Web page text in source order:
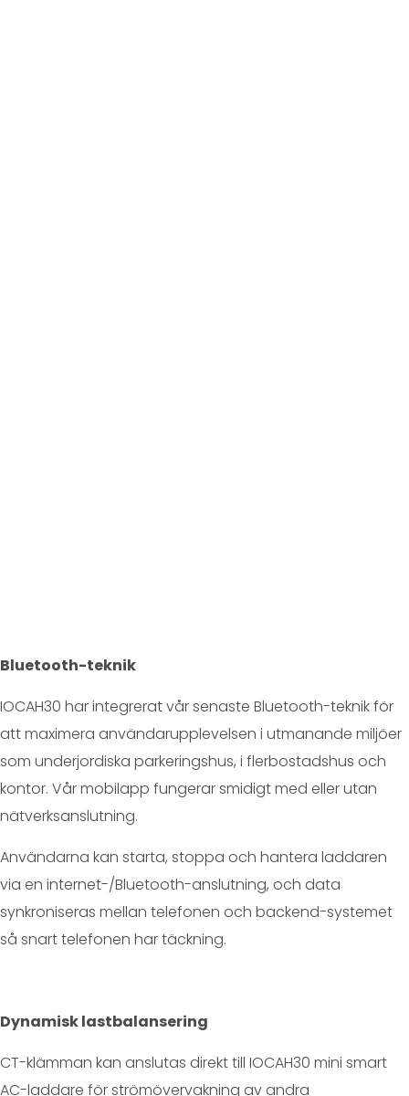
Bluetooth-teknik
IOCAH30 har integrerat vår senaste Bluetooth-teknik för
att maximera användarupplevelsen i utmanande miljöer
som underjordiska parkeringshus, i flerbostadshus och
kontor. Vår mobilapp fungerar smidigt med eller utan
nätverksanslutning.
Användarna kan starta, stoppa och hantera laddaren
via en internet-/Bluetooth-anslutning, och data
synkroniseras mellan telefonen och backend-systemet
så snart telefonen har täckning.
Dynamisk lastbalansering
CT-klämman kan anslutas direkt till IOCAH30 mini smart
AC-laddare för strömövervakning av andra